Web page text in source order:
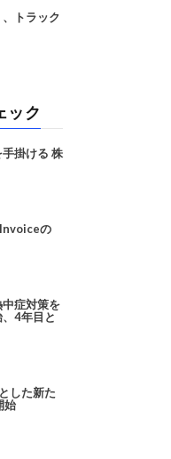
トラック
ック
掛ける 株
の
症対策を
4年目と
した新た
始